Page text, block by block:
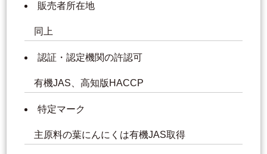
販売者所在地
同上
認証・認定機関の許認可
有機JAS、高知版HACCP
特定マーク
主原料の葉にんにくは有機JAS取得